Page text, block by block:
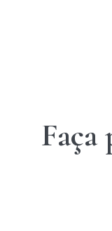
Faça